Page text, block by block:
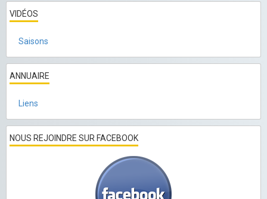
VIDÉOS
Saisons
ANNUAIRE
Liens
NOUS REJOINDRE SUR FACEBOOK